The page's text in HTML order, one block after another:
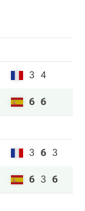
3 4
6 6
3 6 3
6 3 6